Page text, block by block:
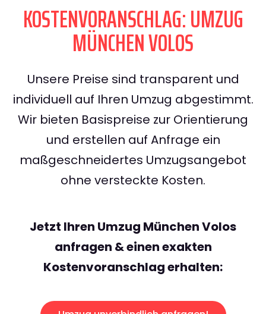
KOSTENVORANSCHLAG: UMZUG
MÜNCHEN VOLOS
Unsere Preise sind transparent und
individuell auf Ihren Umzug abgestimmt.
Wir bieten Basispreise zur Orientierung
und erstellen auf Anfrage ein
maßgeschneidertes Umzugsangebot
ohne versteckte Kosten.
Jetzt Ihren Umzug München Volos
anfragen & einen exakten
Kostenvoranschlag erhalten: